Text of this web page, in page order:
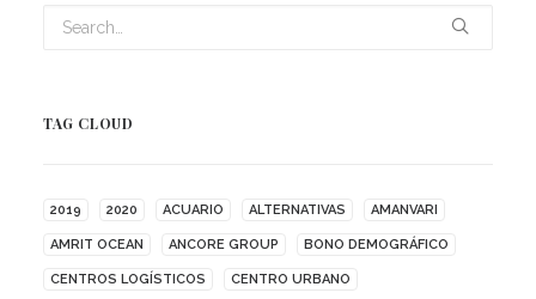
TAG CLOUD
2019 2020 ACUARIO ALTERNATIVAS AMANVARI
AMRIT OCEAN ANCORE GROUP BONO DEMOGRÁFICO
CENTROS LOGÍSTICOS CENTRO URBANO